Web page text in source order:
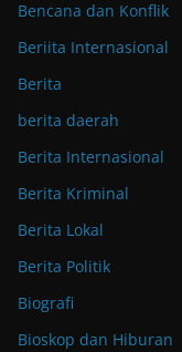
Bencana dan Konflik
Beriita Internasional
Berita
berita daerah
Berita Internasional
Berita Kriminal
Berita Lokal
Berita Politik
Biografi
Bioskop dan Hiburan